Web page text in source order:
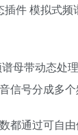
插件 模拟式频
母带动态处
信号分成多
都通过可自